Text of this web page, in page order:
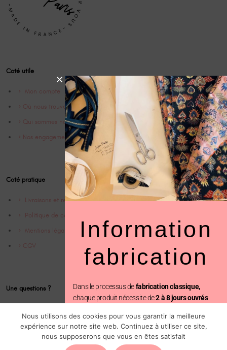
Coté utile
Mon compte
Où nous trouver
Qui sommes nous ?
Nos engagements
Coté pratique
Livraisons et retrours
Politique de confidentialité
Mentions légales
CGV
Une questions ?
Instagram @Cofinparis
Nous utilisons des cookies pour vous garantir la meilleure
expérience sur notre site web. Continuez à utiliser ce site,
nous supposerons que vous en êtes satisfait
Information
fabrication
Dans le processus defabrication classique,
chaque produit nécessite de2 à 8 jours ouvrés
En revanche, avec lafabrication prioritaire, votre
commande est traitée en seulement2 jours